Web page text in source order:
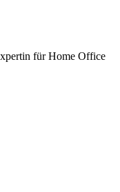
für Home Office